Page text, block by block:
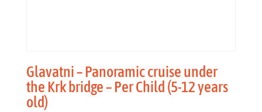
Glavatni – Panoramic cruise under
the Krk bridge – Per Child (5-12 years
old)